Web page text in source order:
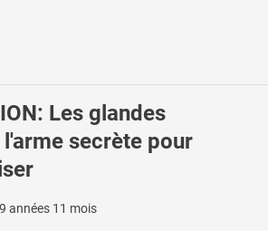
Les glandes
secrète pour
9 années 11 mois